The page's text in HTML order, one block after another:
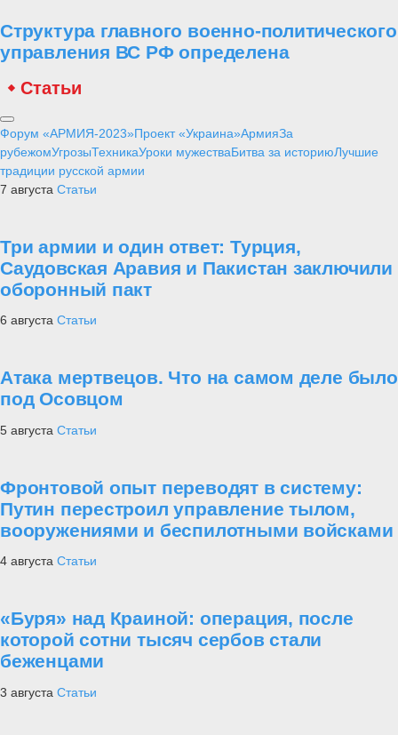
Структура главного военно-политического
управления ВС РФ определена
Статьи
Форум «АРМИЯ-2023»Проект «Украина»АрмияЗа
рубежомУгрозыТехникаУроки мужестваБитва за историюЛучшие
традиции русской армии
7 августа Статьи
Три армии и один ответ: Турция,
Саудовская Аравия и Пакистан заключили
оборонный пакт
6 августа Статьи
Атака мертвецов. Что на самом деле было
под Осовцом
5 августа Статьи
Фронтовой опыт переводят в систему:
Путин перестроил управление тылом,
вооружениями и беспилотными войсками
4 августа Статьи
«Буря» над Краиной: операция, после
которой сотни тысяч сербов стали
беженцами
3 августа Статьи